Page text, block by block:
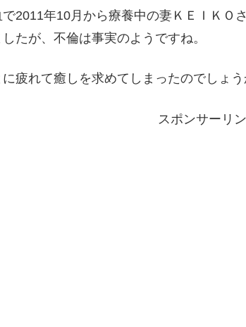
で2011年10月から療養中の妻ＫＥＩＫＯ
たが、不倫は事実のようですね。
疲れて癒しを求めてしまったのでしょう
スポンサーリ